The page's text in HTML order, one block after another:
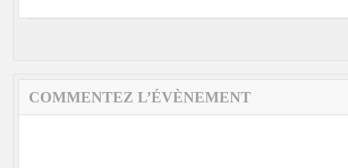
COMMENTEZ L’ÉVÈNEMENT